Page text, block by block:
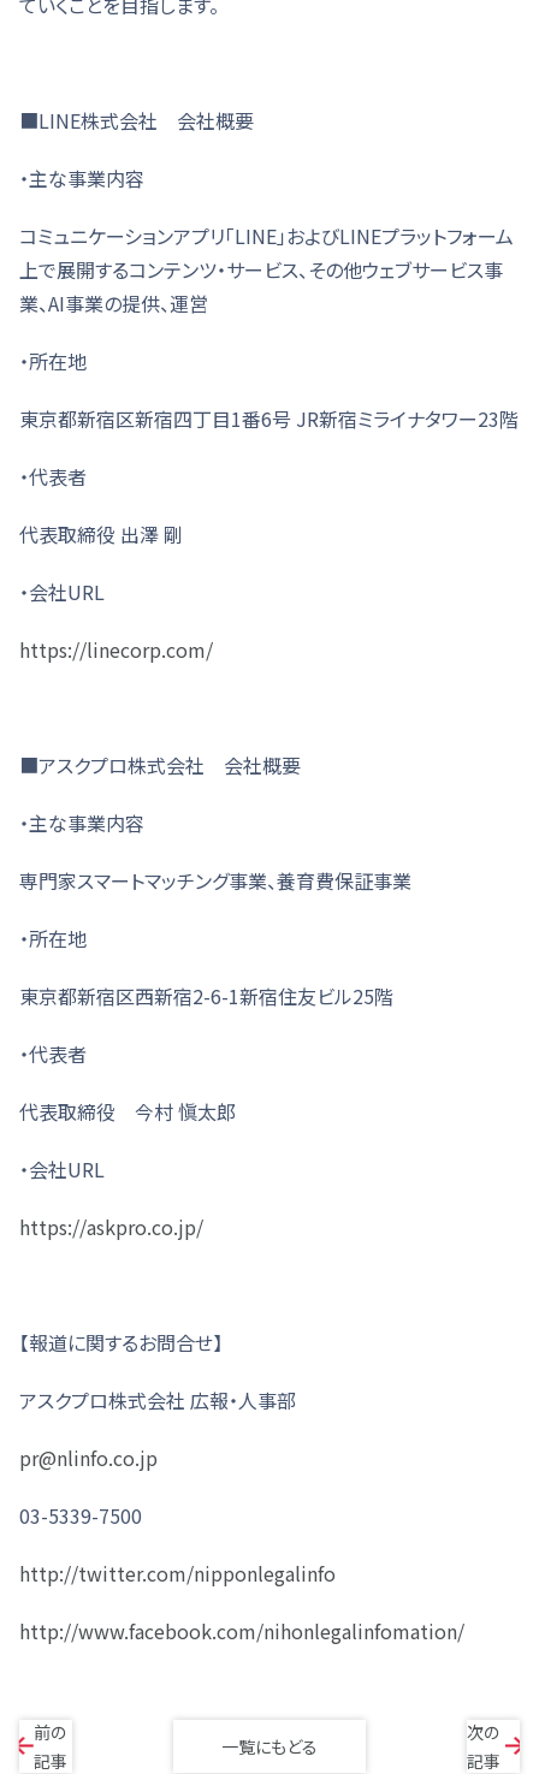
■LINE株式会社 会社概要
・主な事業内容
コミュニケーションアプリ「LINE」およびLINEプラットフォーム
上で展開するコンテンツ・サービス、その他ウェブサービス事
業、AI事業の提供、運営
・所在地
東京都新宿区新宿四丁目1番6号 JR新宿ミライナタワー23階
・代表者
代表取締役 出澤 剛
・会社URL
https://linecorp.com/
■アスクプロ株式会社 会社概要
・主な事業内容
専門家スマートマッチング事業、養育費保証事業
・所在地
東京都新宿区西新宿2-6-1新宿住友ビル25階
・代表者
代表取締役 今村 愼太郎
・会社URL
https://askpro.co.jp/
【報道に関するお問合せ】
アスクプロ株式会社 広報・人事部
pr@nlinfo.co.jp
03-5339-7500
http://twitter.com/nipponlegalinfo
http://www.facebook.com/nihonlegalinfomation/
前の
記事
一覧にもどる
次の
記事